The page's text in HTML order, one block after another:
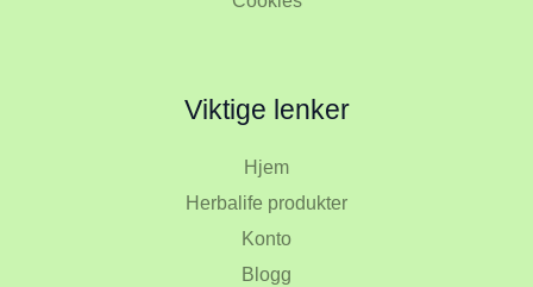
Viktige lenker
Hjem
Herbalife produkter
Konto
Blogg